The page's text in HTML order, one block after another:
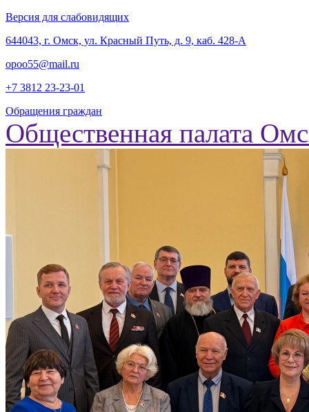
Версия для слабовидящих
‎644043, г. Омск, ул. Красный Путь, д. 9, каб. 428-А
opoo55@mail.ru
+7 3812 23-23-01
Обращения граждан
Общественная палата